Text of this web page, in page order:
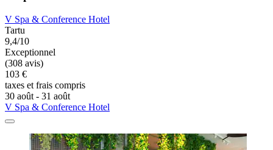
V Spa & Conference Hotel
Tartu
9,4/10
Exceptionnel
(308 avis)
103 €
taxes et frais compris
30 août - 31 août
V Spa & Conference Hotel